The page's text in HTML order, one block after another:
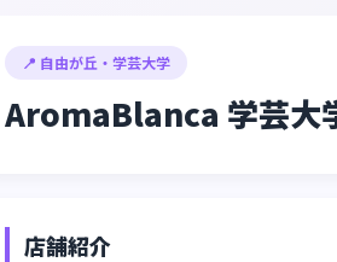
📍 自由が丘・学芸大学
AromaBlanca 学芸大
店舗紹介